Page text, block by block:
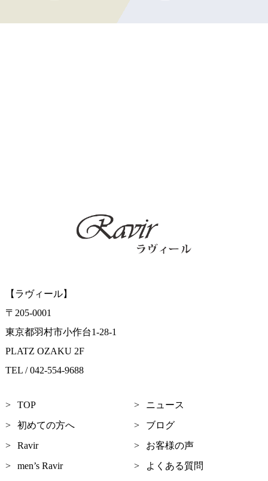
【ラヴィール】
〒205-0001
東京都羽村市小作台1-28-1
PLATZ OZAKU 2F
TEL / 042-554-9688
TOP
ニュース
初めての方へ
ブログ
Ravir
お客様の声
men’s Ravir
よくある質問